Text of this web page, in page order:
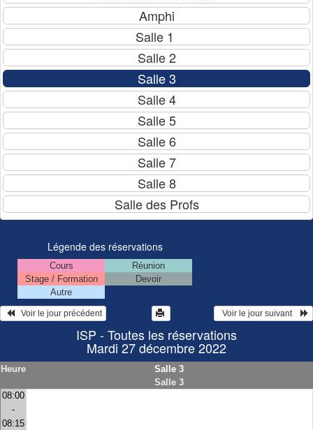
Légende des réservations
Cours
Réunion
Stage / Formation
Devoir
Autre
   Voir le jour précédent
  Voir le jour suivant
ISP - Toutes les réservations
Mardi 27 décembre 2022
Heure
Salle 3
Salle 3
08:00
-
08:15